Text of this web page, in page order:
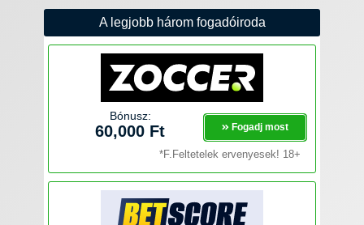
A legjobb három fogadóiroda
Bónusz:
60,000 Ft Fogadj most
*F.Feltetelek ervenyesek! 18+